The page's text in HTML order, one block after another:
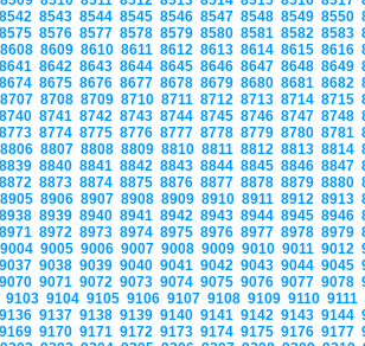
8542 8543 8544 8545 8546 8547 8548 8549 8550
8575 8576 8577 8578 8579 8580 8581 8582 8583
8608 8609 8610 8611 8612 8613 8614 8615 8616
8641 8642 8643 8644 8645 8646 8647 8648 8649
8674 8675 8676 8677 8678 8679 8680 8681 8682
8707 8708 8709 8710 8711 8712 8713 8714 8715
8740 8741 8742 8743 8744 8745 8746 8747 8748
8773 8774 8775 8776 8777 8778 8779 8780 8781
8806 8807 8808 8809 8810 8811 8812 8813 8814
8839 8840 8841 8842 8843 8844 8845 8846 8847
8872 8873 8874 8875 8876 8877 8878 8879 8880
8905 8906 8907 8908 8909 8910 8911 8912 8913
8938 8939 8940 8941 8942 8943 8944 8945 8946
8971 8972 8973 8974 8975 8976 8977 8978 8979
9004 9005 9006 9007 9008 9009 9010 9011 9012
9037 9038 9039 9040 9041 9042 9043 9044 9045
9070 9071 9072 9073 9074 9075 9076 9077 9078
9103 9104 9105 9106 9107 9108 9109 9110 9111
9136 9137 9138 9139 9140 9141 9142 9143 9144
9169 9170 9171 9172 9173 9174 9175 9176 9177